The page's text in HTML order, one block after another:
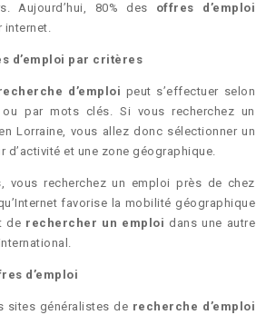
Aujourd’hui, 80% des offres d’emploi
internet.
d’emploi par critères
d’emploi peut s’effectuer selon
par mots clés. Si vous recherchez un
Lorraine, vous allez donc sélectionner un
d’activité et une zone géographique.
vous recherchez un emploi près de chez
favorise la mobilité géographique
de rechercher un emploi dans une autre
d’emploi
sites généralistes de recherche d’emploi